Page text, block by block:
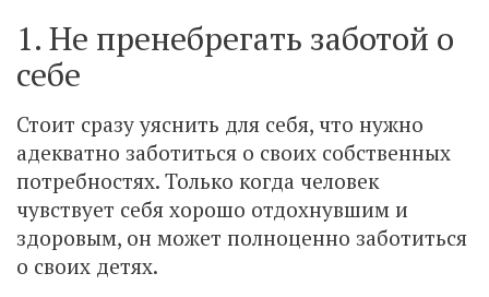
1. Не пренебрегать заботой о
себе
Стоит сразу уяснить для себя, что нужно
адекватно заботиться о своих собственных
потребностях. Только когда человек
чувствует себя хорошо отдохнувшим и
здоровым, он может полноценно заботиться
о своих детях.